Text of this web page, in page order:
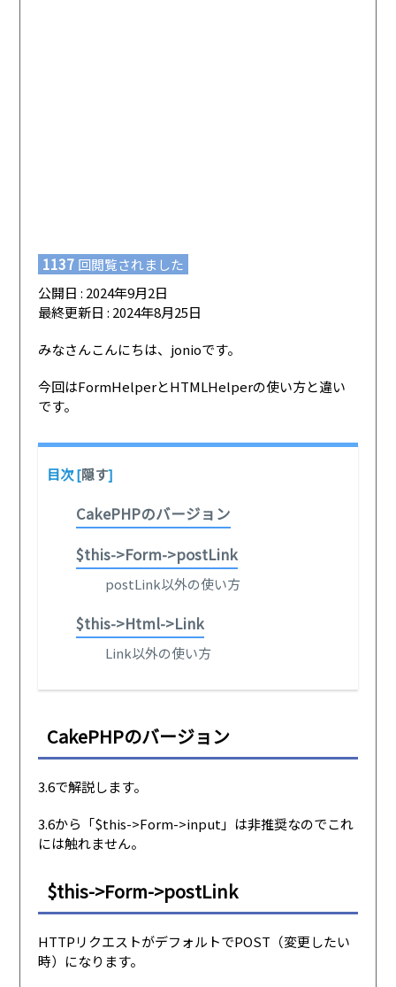
1137 回閲覧されました
公開日 : 2024年9月2日
最終更新日 : 2024年8月25日
みなさんこんにちは、jonioです。
今回はFormHelperとHTMLHelperの使い方と違い
です。
目次[隠す]
CakePHPのバージョン
$this->Form->postLink
postLink以外の使い方
$this->Html->Link
Link以外の使い方
CakePHPのバージョン
3.6で解説します。
3.6から「$this->Form->input」は非推奨なのでこれ
には触れません。
$this->Form->postLink
HTTPリクエストがデフォルトでPOST（変更したい
時）になります。